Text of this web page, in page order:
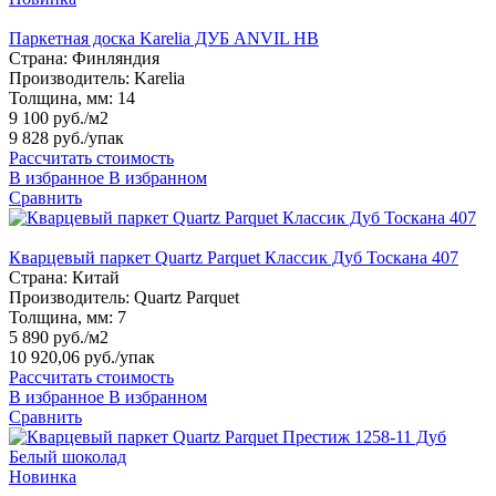
Паркетная доска Karelia ДУБ ANVIL HB
Страна: Финляндия
Производитель: Karelia
Толщина, мм: 14
9 100 руб./м2
9 828 руб./упак
Рассчитать стоимость
В избранное В избранном
Сравнить
Кварцевый паркет Quartz Parquet Классик Дуб Тоскана 407
Страна: Китай
Производитель: Quartz Parquet
Толщина, мм: 7
5 890 руб./м2
10 920,06 руб./упак
Рассчитать стоимость
В избранное В избранном
Сравнить
Новинка